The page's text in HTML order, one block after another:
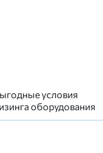
золота и меди не
условия
оборудования